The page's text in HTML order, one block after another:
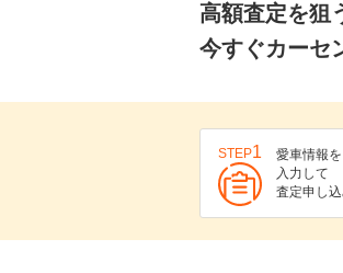
高額査定を狙
今すぐカーセ
STEP1
愛車情報を
入力して
査定申し